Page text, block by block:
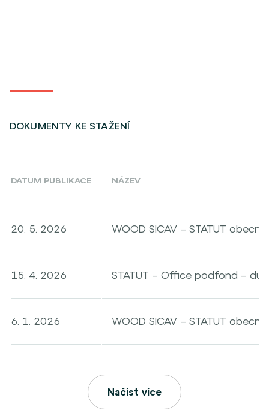
DOKUMENTY KE STAŽENÍ
DATUM PUBLIKACE NÁZEV
20. 5. 2026 WOOD SICAV – STATUT
15. 4. 2026 STATUT – Office podfond –
6. 1. 2026 WOOD SICAV – STATUT
Načíst více